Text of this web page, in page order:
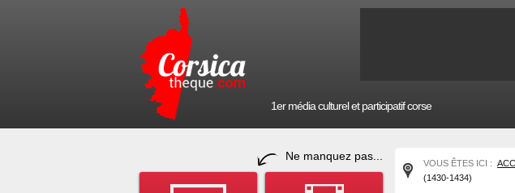
1er média culturel et participatif corse
Ne manquez pas...
VOUS ÊTES ICI :
(1430-1434)